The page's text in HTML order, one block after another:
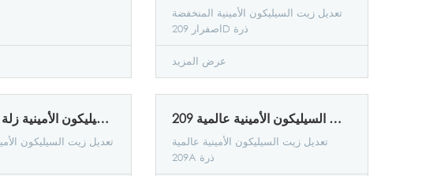
تعديل زيت السيليكون الأمينية المنخفضة
اصفرار 209D ذرة
عرض المزيد
تعديل زيت السيليكون الأمينية زلة نوع ذرة 209B
تعديل زيت السيليكون
تعديل زيت السيليكون الأمينية عالمية 209A ذرة
تعديل زيت السيليكون الأمينية عالمية
209A ذرة